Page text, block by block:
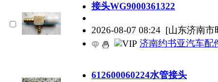
接头WG9000361322
2026-08-07 08:24 [山东济南市
济南约书亚汽车配
612600060224水管接头